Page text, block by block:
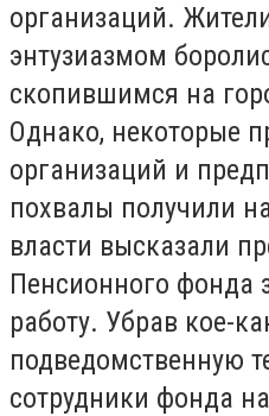
организаций.
энтузиазмом
скопившимся на
Однако, некоторые
организаций и
похвалы получили
власти высказали
Пенсионного фонда
работу. Убрав кое-
подведомственную
сотрудники фонда